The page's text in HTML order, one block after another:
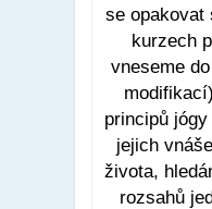
se opakovat
kurzech
vneseme
principů
jejich
života,
rozsahů